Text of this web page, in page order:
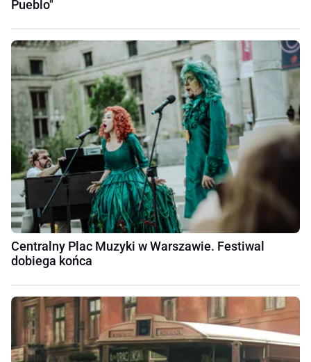
Pueblo"
Centralny Plac Muzyki w Warszawie. Festiwal
dobiega końca